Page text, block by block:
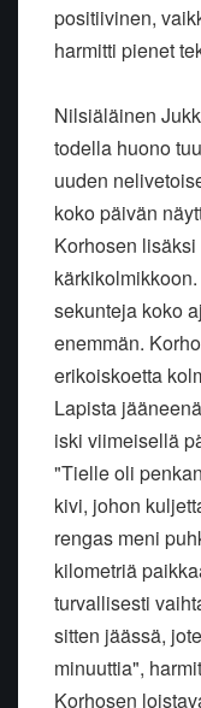
positiivinen,
harmitti pienet
Nilsiäläinen
todella huono
uuden
koko päivän
Korhosen
sekunteja koko
enemmän.
erikoiskoetta
Lapista
iski viimeisellä
"Tielle oli
kivi, johon
rengas meni
kilometriä
turvallisesti
sitten jäässä,
minuuttia",
Korhosen